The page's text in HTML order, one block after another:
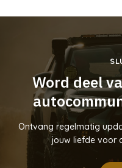
Word deel
Ontvang regelmatig
jouw liefde voor